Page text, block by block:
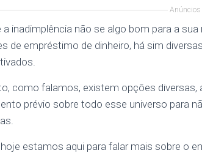
Anúncios
a inadimplência não se algo bom para a
de empréstimo de dinheiro, há sim
como falamos, existem opções
prévio sobre todo esse universo para
estamos aqui para falar mais sobre o